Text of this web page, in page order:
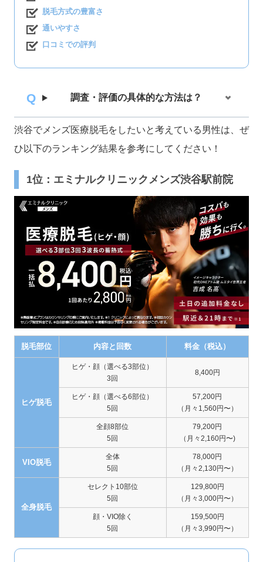
脱毛方式の豊富さ
通いやすさ
口コミでの評判
調査・評価の具体的な方法は？
渋谷でメンズ医療脱毛をしたいと考えている男性は、ぜ
ひ以下のランキング結果を参考にしてください！
1位：エミナルクリニックメンズ渋谷駅前院
脱毛部位 内容と回数 料金（税込）
ヒゲ脱毛
ヒゲ・顔（選べる3部位）
3回
8,400円
ヒゲ・顔（選べる6部位）
5回
57,200円
（月々1,560円〜）
全顔8部位
5回
79,200円
（月々2,160円〜)
VIO脱毛
全体
5回
78,000円
（月々2,130円〜）
全身脱毛
セレクト10部位
5回
129,800円
（月々3,000円〜）
顔・VIO除く
5回
159,500円
（月々3,990円〜）